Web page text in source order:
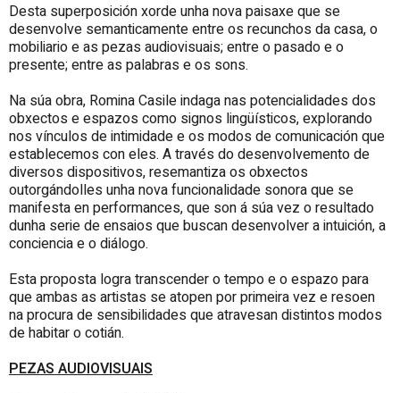
Desta superposición xorde unha nova paisaxe que se
desenvolve semanticamente entre os recunchos da casa, o
mobiliario e as pezas audiovisuais; entre o pasado e o
presente; entre as palabras e os sons.
Na súa obra, Romina Casile indaga nas potencialidades dos
obxectos e espazos como signos lingüísticos, explorando
nos vínculos de intimidade e os modos de comunicación que
establecemos con eles. A través do desenvolvemento de
diversos dispositivos, resemantiza os obxectos
outorgándolles unha nova funcionalidade sonora que se
manifesta en performances, que son á súa vez o resultado
dunha serie de ensaios que buscan desenvolver a intuición, a
conciencia e o diálogo.
Esta proposta logra transcender o tempo e o espazo para
que ambas as artistas se atopen por primeira vez e resoen
na procura de sensibilidades que atravesan distintos modos
de habitar o cotián.
PEZAS AUDIOVISUAIS